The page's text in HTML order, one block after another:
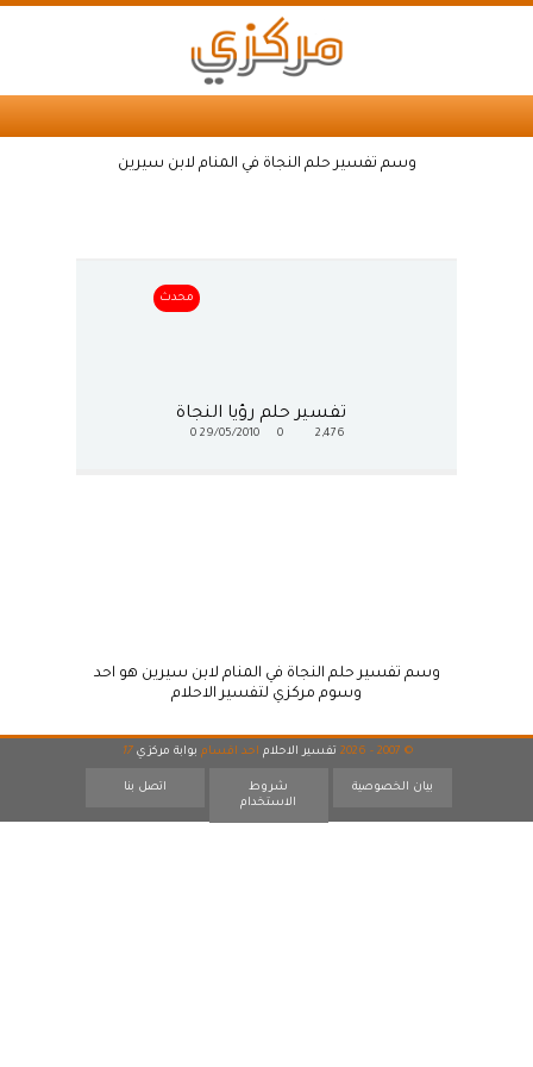
وسم تفسير حلم النجاة في المنام لابن سيرين
محدث
تفسير حلم رؤيا النجاة
2,476
29/05/2010
0
وسم تفسير حلم النجاة في المنام لابن سيرين هو احد
وسوم مركزي لتفسير الاحلام
© 2007 - 2026 تفسير الاحلام احد اقسام بوابة مركزي 17
بيان الخصوصية
شروط
الاستخدام
اتصل بنا